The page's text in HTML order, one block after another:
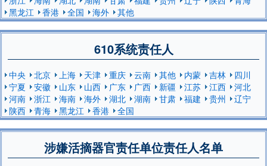
黑龙江
香港 全国 海外 其他
610系统责任人
中央 北京 上海 天津 重庆 云南 其他 内蒙 吉林
四川
宁夏
安徽 山东 山西 广东 广西 新疆 江苏 江西
河北
河南
浙江 海南 海外 湖北 湖南 甘肃 福建 贵州
辽宁
陕西
青海 黑龙江 香港 全国
涉嫌活摘器官责任单位责任人名单